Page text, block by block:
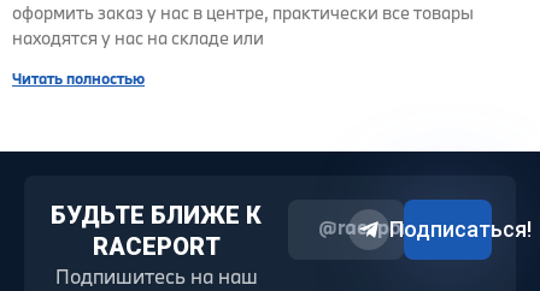
оформить заказ у нас в центре, практически все товары
находятся у нас на складе или
Читать полностью
БУДЬТЕ БЛИЖЕ К
RACEPORT
Подпишитесь на наш
@raceport2022
Подписаться!